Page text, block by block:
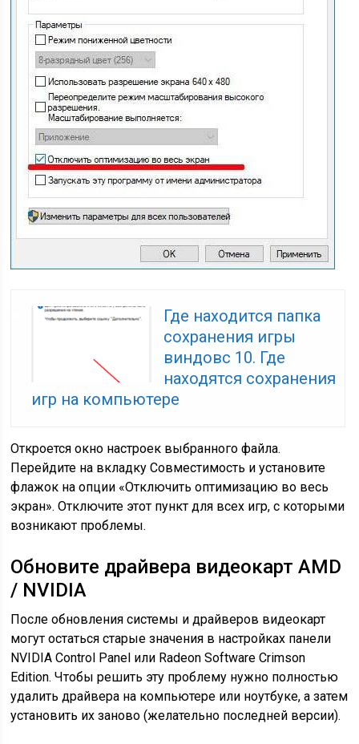
Где находится папка
сохранения игры
виндовс 10. Где
находятся сохранения
игр на компьютере
Откроется окно настроек выбранного файла.
Перейдите на вкладку Совместимость и установите
флажок на опции «Отключить оптимизацию во весь
экран». Отключите этот пункт для всех игр, с которыми
возникают проблемы.
Обновите драйвера видеокарт AMD
/ NVIDIA
После обновления системы и драйверов видеокарт
могут остаться старые значения в настройках панели
NVIDIA Control Panel или Radeon Software Crimson
Edition. Чтобы решить эту проблему нужно полностью
удалить драйвера на компьютере или ноутбуке, а затем
установить их заново (желательно последней версии).